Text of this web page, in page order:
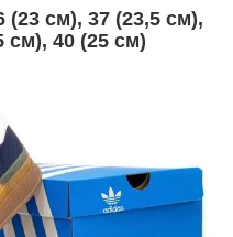
(23 см), 37 (23,5 см),
см), 40 (25 см)